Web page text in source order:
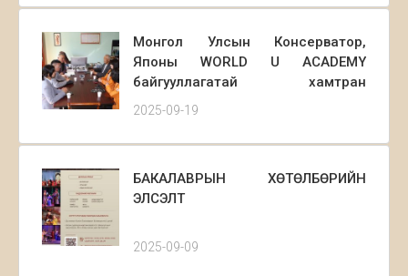
Монгол Улсын Консерватор,
Японы WORLD U ACADEMY
байгууллагатай хамтран
хөгжмийн тоглолт зохион
2025-09-19
БАКАЛАВРЫН ХӨТӨЛБӨРИЙН
ЭЛСЭЛТ
2025-09-09